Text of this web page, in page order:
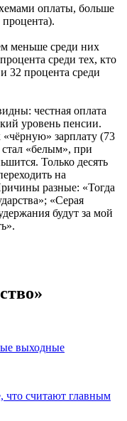
оплаты, больше
меньше среди них
среди тех, кто
32 процента среди
честная оплата
уровень пенсии.
зарплату (73
«белым», при
Только десять
на
разные: «Тогда
«Серая
будут за мой
выходные
что считают главным